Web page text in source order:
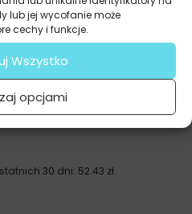
lub jej wycofanie może
cechy i funkcje.
Wszystko
opcjami
30 dni: 52.43 zł.